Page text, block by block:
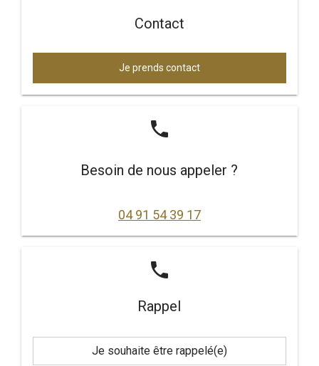
Contact
Je prends contact
phone
Besoin de nous appeler ?
04 91 54 39 17
phone
Rappel
Je souhaite être rappelé(e)